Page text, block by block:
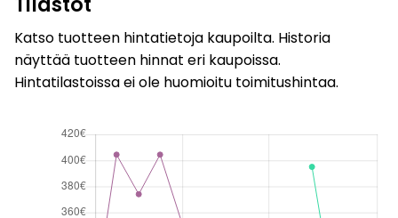
Katso tuotteen hintatietoja kaupoilta. Historia
näyttää tuotteen hinnat eri kaupoissa.
Hintatilastoissa ei ole huomioitu toimitushintaa.